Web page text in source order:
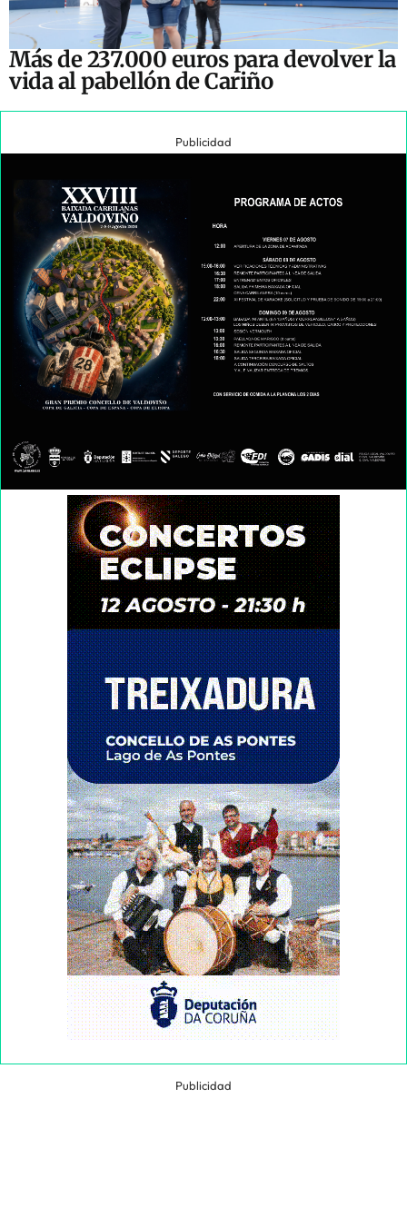
Más de 237.000 euros para devolver la
vida al pabellón de Cariño
Publicidad
Publicidad